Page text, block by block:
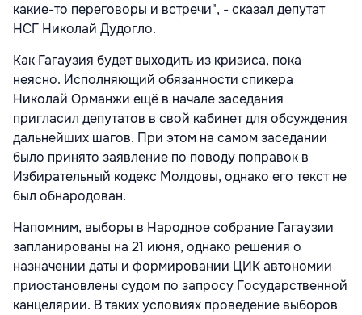
какие-то переговоры и встречи", - сказал депутат
НСГ Николай Дудогло.
Как Гагаузия будет выходить из кризиса, пока
неясно. Исполняющий обязанности спикера
Николай Орманжи ещё в начале заседания
пригласил депутатов в свой кабинет для обсуждения
дальнейших шагов. При этом на самом заседании
было принято заявление по поводу поправок в
Избирательный кодекс Молдовы, однако его текст не
был обнародован.
Напомним, выборы в Народное собрание Гагаузии
запланированы на 21 июня, однако решения о
назначении даты и формировании ЦИК автономии
приостановлены судом по запросу Государственной
канцелярии. В таких условиях проведение выборов